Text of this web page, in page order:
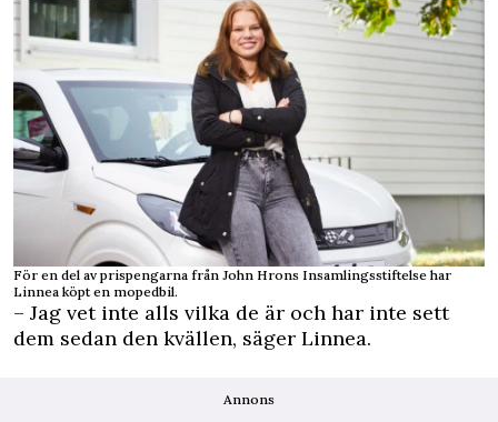
För en del av prispengarna från John Hrons Insamlingsstiftelse har
Linnea köpt en mopedbil.
– Jag vet inte alls vilka de är och har inte sett
dem sedan den kvällen, säger Linnea.
Annons